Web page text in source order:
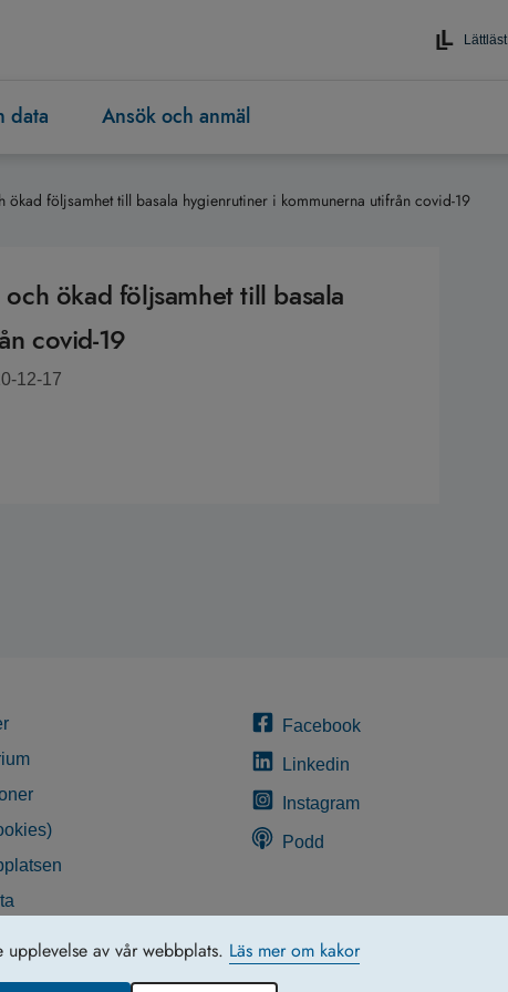
av vår webbplats. Läs mer om kakor
Lättläst
data Ansök och anmäl
följsamhet till basala hygienrutiner i kommunerna utifrån covid-19
ökad följsamhet till basala
covid-19
12-17
Facebook
Linkedin
Instagram
Podd